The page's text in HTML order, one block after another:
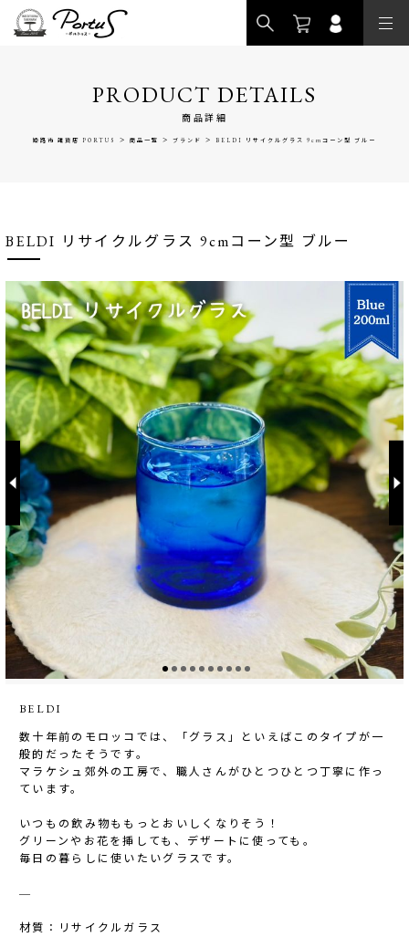
PRODUCT DETAILS
商品詳細
姫路市 雑貨店 PORTUS > 商品一覧 > ブランド > BELDI リサイクルグラス 9cmコーン型 ブルー
BELDI リサイクルグラス 9cmコーン型 ブルー
BELDI
数十年前のモロッコでは、「グラス」といえばこのタイプが一
般的だったそうです。
マラケシュ郊外の工房で、職人さんがひとつひとつ丁寧に作っ
ています。
いつもの飲み物ももっとおいしくなりそう！
グリーンやお花を挿しても、デザートに使っても。
毎日の暮らしに使いたいグラスです。
―
材質：リサイクルガラス